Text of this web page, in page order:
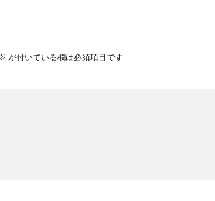
が付いている欄は必須項目です